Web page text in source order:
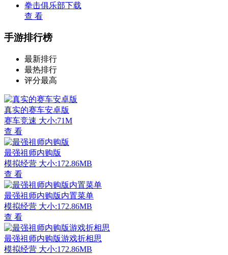
拳击俱乐部下载
查 看
手游排行榜
最新排行
最热排行
评分最高
真实的赛车安卓版
赛车竞速 大小:71M
查 看
最强祖师内购版
模拟经营 大小:172.86MB
查 看
最强祖师内购版内置菜单
模拟经营 大小:172.86MB
查 看
最强祖师内购版游戏折相思
模拟经营 大小:172.86MB